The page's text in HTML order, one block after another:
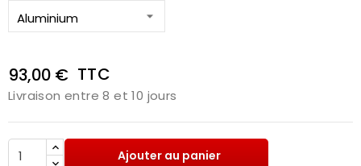
93,00 € TTC
Livraison entre 8 et 10 jours
Ajouter au panier